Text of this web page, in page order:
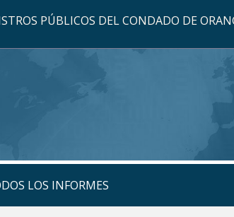
PÚBLICOS DEL CONDADO DE
LOS INFORMES